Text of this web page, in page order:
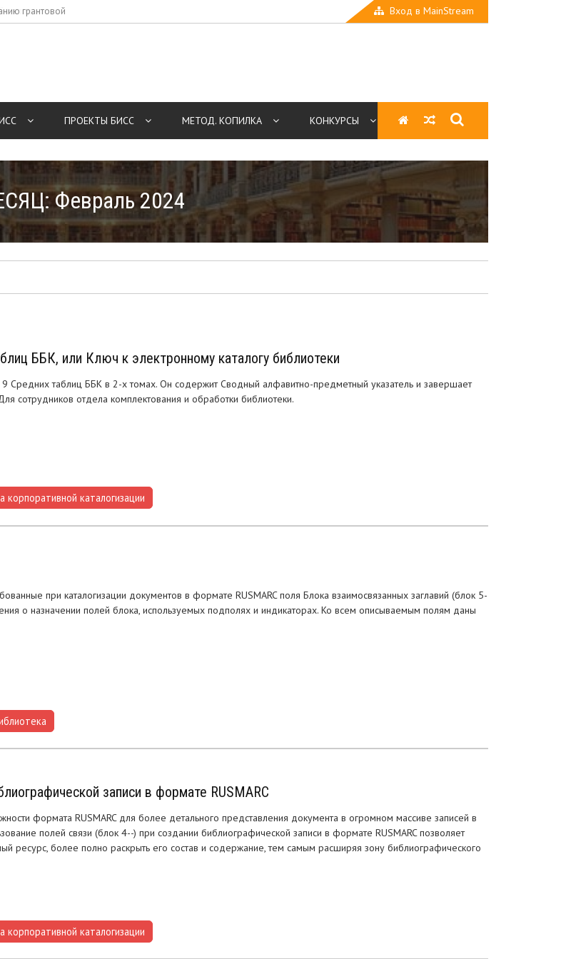
грантовой
в
Вход в MainStream
ПРОЕКТЫ БИСС МЕТОД. КОПИЛКА КОНКУРСЫ
Февраль 2024
ББК, или Ключ к электронному каталогу библиотеки
9 Средних таблиц ББК в 2-х томах. Он содержит Сводный алфавитно-предметный указатель и завершает
сотрудников отдела комплектования и обработки библиотеки.
корпоративной каталогизации
при каталогизации документов в формате RUSMARC поля Блока взаимосвязанных заглавий (блок 5-
о назначении полей блока, используемых подполях и индикаторах. Ко всем описываемым полям даны
записи в формате RUSMARC
формата RUSMARC для более детального представления документа в огромном массиве записей в
полей связи (блок 4--) при создании библиографической записи в формате RUSMARC позволяет
ресурс, более полно раскрыть его состав и содержание, тем самым расширяя зону библиографического
корпоративной каталогизации